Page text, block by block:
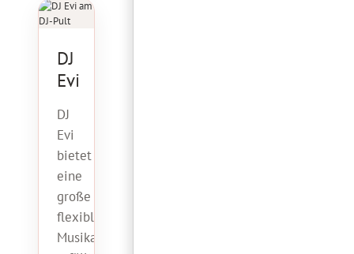
DJ
Evi
DJ
Evi
bietet
eine
große
flexible
Musikauswahl,